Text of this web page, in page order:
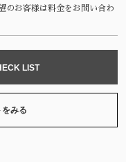
のお客様は料金をお問い合わ
LIST
みる